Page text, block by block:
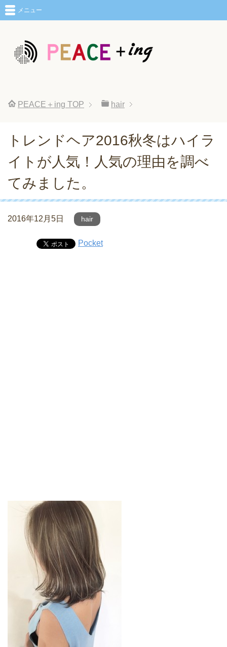
メニュー
PEACE＋ing TOP hair
トレンドヘア2016秋冬はハイラ
イトが人気！人気の理由を調べ
てみました。
2016年12月5日 hair
Pocket